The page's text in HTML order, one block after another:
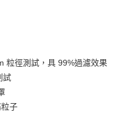
粒徑測試，具 99%過濾效果
試
子